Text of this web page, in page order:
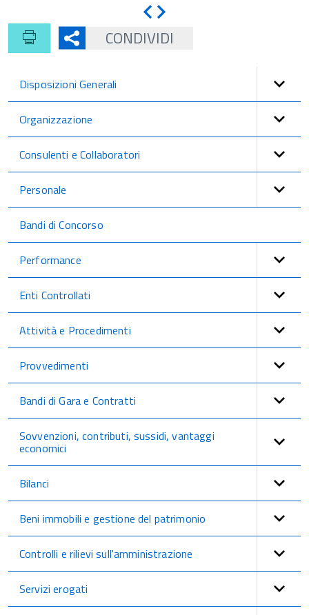
Indietro
CONDIVIDI
Disposizioni Generali
Organizzazione
Consulenti e Collaboratori
Personale
Bandi di Concorso
Performance
Enti Controllati
Attività e Procedimenti
Provvedimenti
Bandi di Gara e Contratti
Sovvenzioni, contributi, sussidi, vantaggi
economici
Bilanci
Beni immobili e gestione del patrimonio
Controlli e rilievi sull'amministrazione
Servizi erogati